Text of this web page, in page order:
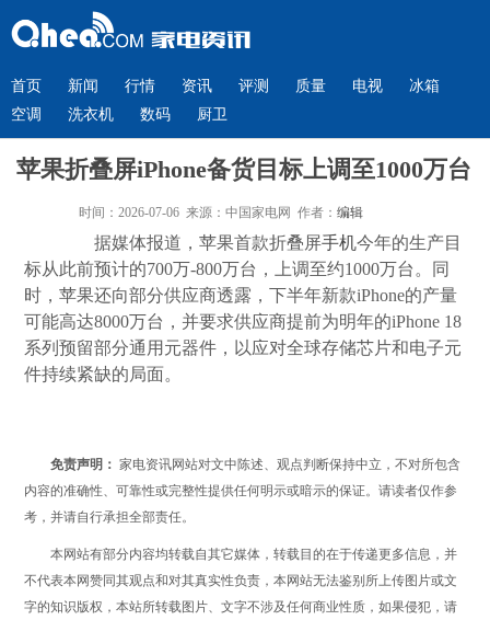
首页 新闻 行情 资讯 评测 质量 电视
冰箱
空调
洗衣机 数码 厨卫
苹果折叠屏iPhone备货目标上调至1000万台
时间：2026-07-06 来源：中国家电网 作者： 编辑
据媒体报道，苹果首款折叠屏手机今年的生产目
标从此前预计的700万-800万台，上调至约1000万台。同
时 ，苹果还向部分供应商透露，下半年新款iPhone的产量
可能高达8000万台， 并要求供应商提前为明年的iPhone 18
系列预留部分通用元器件，以应对全球存储芯片和电子元
件持续紧缺的局面。
免责声明： 家电资讯网站对文中陈述、观点判断保持中立，不对所包含
内容的准确性、可靠性或完整性提供任何明示或暗示的保证。请读者仅作参
考，并请自行承担全部责任。
本网站有部分内容均转载自其它媒体，转载目的在于传递更多信息，并
不代表本网赞同其观点和对其真实性负责，本网站无法鉴别所上传图片或文
字的知识版权，本站所转载图片、文字不涉及任何商业性质，如果侵犯，请